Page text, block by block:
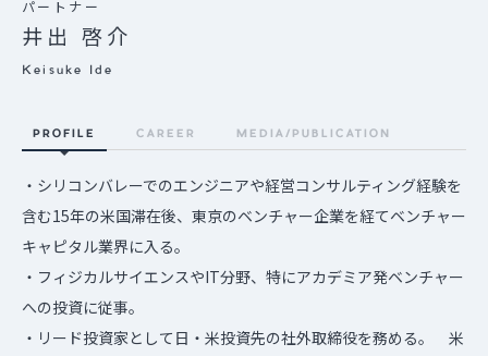
パートナー
井出 啓介
Keisuke Ide
PROFILE CAREER MEDIA/PUBLICATION
・シリコンバレーでのエンジニアや経営コンサルティング経験を
含む15年の米国滞在後、東京のベンチャー企業を経てベンチャー
キャピタル業界に入る。
・フィジカルサイエンスやIT分野、特にアカデミア発ベンチャー
への投資に従事。
・リード投資家として日・米投資先の社外取締役を務める。 米